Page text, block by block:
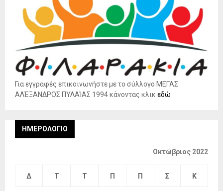
Για εγγραφές επικοινωνήστε με το σύλλογο ΜΕΓΑΣ
ΑΛΈΞΑΝΔΡΟΣ ΠΥΛΑΊΑΣ 1994 κάνοντας κλικ εδώ
ΗΜΕΡΟΛΌΓΙΟ
Οκτώβριος 2022
Δ Τ Τ Π Π Σ Κ